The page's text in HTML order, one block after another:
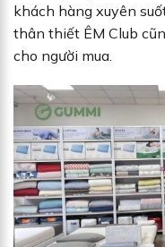
khách hàng xuyên
thân thiết ÊM Club
cho người mua.